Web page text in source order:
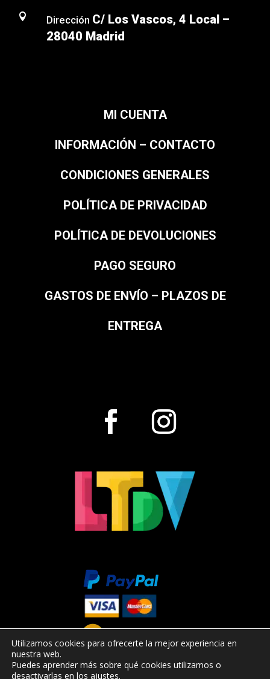
 Dirección C/ Los Vascos, 4 Local –
28040 Madrid
MI CUENTA
INFORMACIÓN – CONTACTO
CONDICIONES GENERALES
POLÍTICA DE PRIVACIDAD
POLÍTICA DE DEVOLUCIONES
PAGO SEGURO
GASTOS DE ENVÍO – PLAZOS DE
ENTREGA
Utilizamos cookies para ofrecerte la mejor experiencia en
nuestra web.
Puedes aprender más sobre qué cookies utilizamos o
desactivarlas en los ajustes.